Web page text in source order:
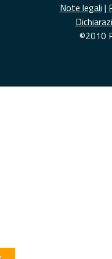
Note legali |
©2010